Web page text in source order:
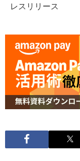
レスリリース